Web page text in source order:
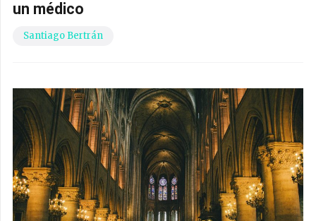
un médico
Santiago Bertrán